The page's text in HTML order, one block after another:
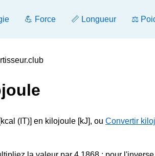
💪 Force 📏 Longueur ⚖️
(IT)] en kilojoule [kJ], ou Convertir